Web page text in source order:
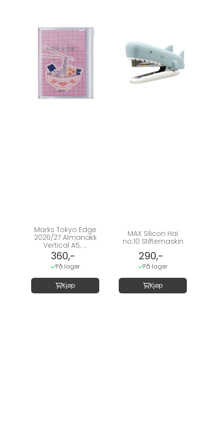
Marks Tokyo Edge
2026/27 Almanakk
Vertical A5, ...
360,-
På lager
Kjøp
MAX Silicon Hai
no.10 Stiftemaskin
290,-
På lager
Kjøp